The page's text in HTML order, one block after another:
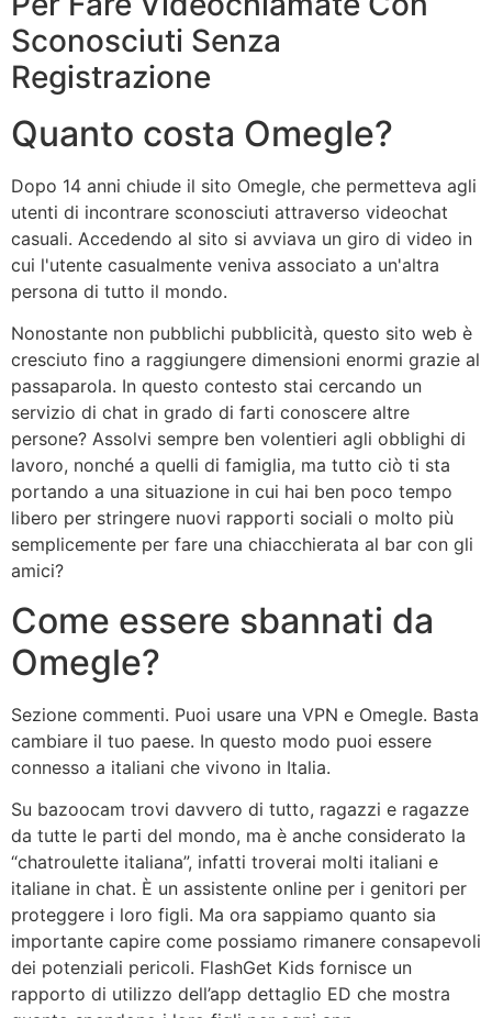
Sconosciuti Senza
Registrazione
Quanto costa Omegle?
Dopo 14 anni chiude il sito Omegle, che permetteva agli
utenti di incontrare sconosciuti attraverso videochat
casuali. Accedendo al sito si avviava un giro di video in
cui l'utente casualmente veniva associato a un'altra
persona di tutto il mondo.
Nonostante non pubblichi pubblicità, questo sito web è
cresciuto fino a raggiungere dimensioni enormi grazie al
passaparola. In questo contesto stai cercando un
servizio di chat in grado di farti conoscere altre
persone? Assolvi sempre ben volentieri agli obblighi di
lavoro, nonché a quelli di famiglia, ma tutto ciò ti sta
portando a una situazione in cui hai ben poco tempo
libero per stringere nuovi rapporti sociali o molto più
semplicemente per fare una chiacchierata al bar con gli
amici?
Come essere sbannati da
Omegle?
Sezione commenti. Puoi usare una VPN e Omegle. Basta
cambiare il tuo paese. In questo modo puoi essere
connesso a italiani che vivono in Italia.
Su bazoocam trovi davvero di tutto, ragazzi e ragazze
da tutte le parti del mondo, ma è anche considerato la
“chatroulette italiana”, infatti troverai molti italiani e
italiane in chat. È un assistente online per i genitori per
proteggere i loro figli. Ma ora sappiamo quanto sia
importante capire come possiamo rimanere consapevoli
dei potenziali pericoli. FlashGet Kids fornisce un
rapporto di utilizzo dell’app dettaglio ED che mostra